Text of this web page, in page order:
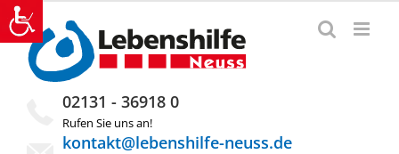
Zum
Inhalt
springen
02131 - 36918 0
Rufen Sie uns an!
kontakt@lebenshilfe-neuss.de